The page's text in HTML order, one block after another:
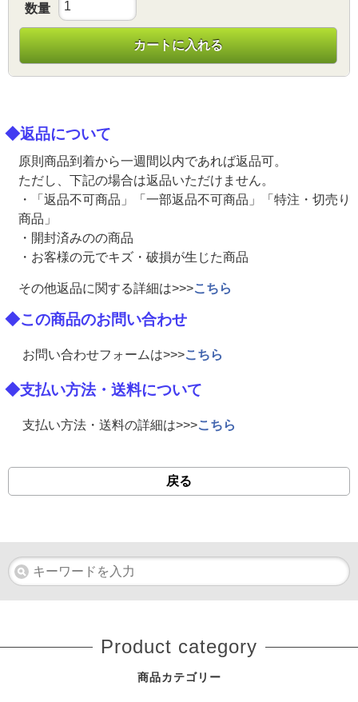
数量
カートに入れる
◆返品について
原則商品到着から一週間以内であれば返品可。
ただし、下記の場合は返品いただけません。
・「返品不可商品」「一部返品不可商品」「特注・切売り
商品」
・開封済みのの商品
・お客様の元でキズ・破損が生じた商品
その他返品に関する詳細は>>>こちら
◆この商品のお問い合わせ
お問い合わせフォームは>>>こちら
◆支払い方法・送料について
支払い方法・送料の詳細は>>>こちら
戻る
Product category
商品カテゴリー